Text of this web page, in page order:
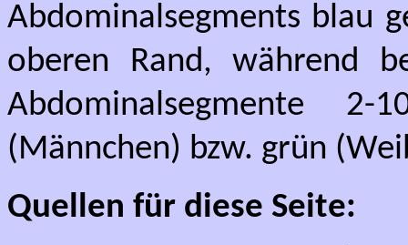
Abdominalsegments blau
oberen Rand, während
Abdominalsegmente
(Männchen) bzw. grün
Quellen für diese Seite: